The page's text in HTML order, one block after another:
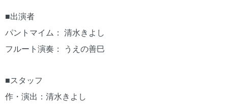
■出演者
パントマイム： 清水きよし
フルート演奏： うえの善巳
■スタッフ
作・演出：清水きよし